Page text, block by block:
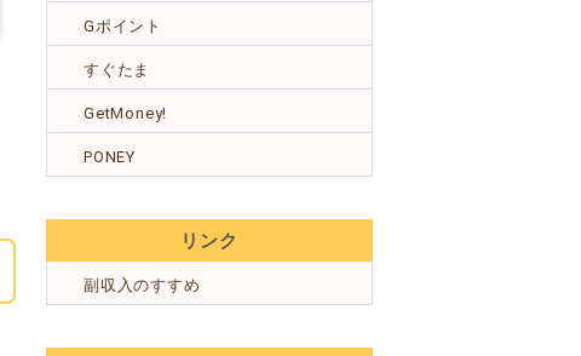
Gポイント
すぐたま
GetMoney!
PONEY
リンク
副収入のすすめ